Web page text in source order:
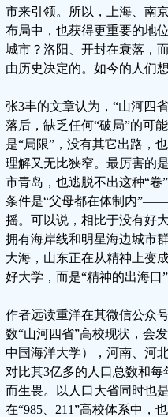
市来引领。所以，上海、南
布局中，也获得更重要的地
城市？洛阳、开封在衰落，
由历史决定的。如今的人们
张3丰的文章认为，“山河四
落后，缺乏任何“破局”的可
是“局限”，没有其它出路，
理解又无比狭窄。最厉害的
市青岛，也逃脱不出这种“
条件是“父母都在体制内”——
摇。可以说，相比于没有好
拥有海岸线和明星海边城市
大海，山东正在从精神上变
好大学，而是“精神的出海口
作者远读重洋在其微信公众
数“山河四省”高校现状，会
中国海洋大学），河南、河
对比其3亿多的人口总数和
而生畏。以人口大省同时也
在“985、211”高校体系中，